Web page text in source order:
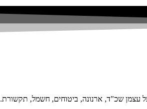
שכ"ד, ארנונה, ביטוחים, חשמל, תקשורת.